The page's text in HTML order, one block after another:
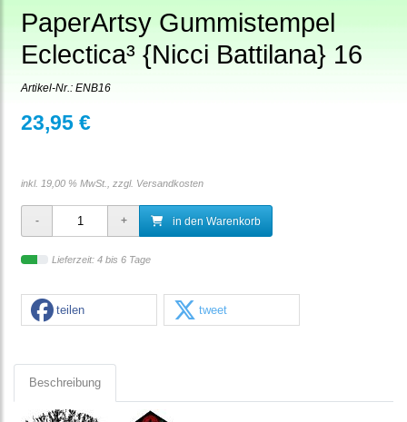
PaperArtsy Gummistempel
Eclectica³ {Nicci Battilana} 16
Artikel-Nr.: ENB16
23,95 €
inkl. 19,00 % MwSt., zzgl. Versandkosten
in den Warenkorb
Lieferzeit: 4 bis 6 Tage
teilen tweet
Beschreibung